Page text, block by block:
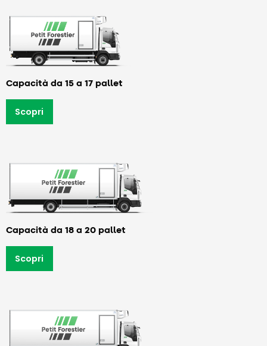
Capacità da 15 a 17 pallet
Scopri
Capacità da 18 a 20 pallet
Scopri